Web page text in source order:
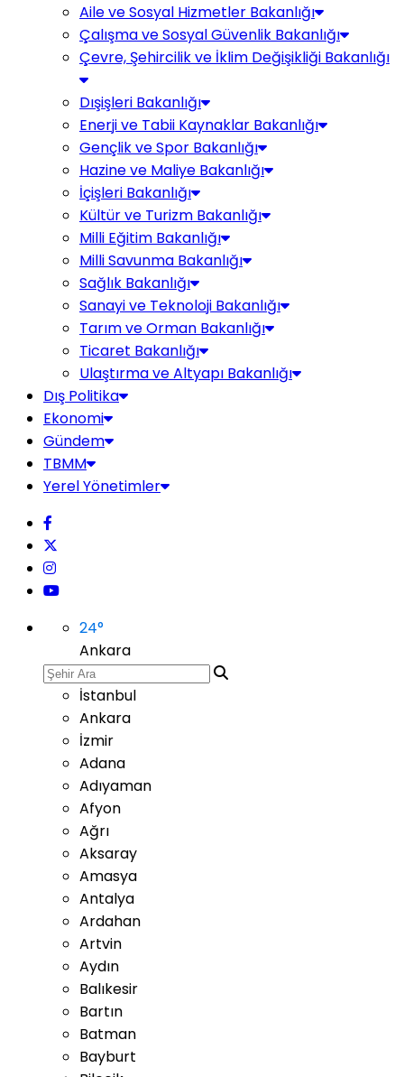
Aile ve Sosyal Hizmetler Bakanlığı
Çalışma ve Sosyal Güvenlik Bakanlığı
Çevre, Şehircilik ve İklim Değişikliği Bakanlığı
Dışişleri Bakanlığı
Enerji ve Tabii Kaynaklar Bakanlığı
Gençlik ve Spor Bakanlığı
Hazine ve Maliye Bakanlığı
İçişleri Bakanlığı
Kültür ve Turizm Bakanlığı
Milli Eğitim Bakanlığı
Milli Savunma Bakanlığı
Sağlık Bakanlığı
Sanayi ve Teknoloji Bakanlığı
Tarım ve Orman Bakanlığı
Ticaret Bakanlığı
Ulaştırma ve Altyapı Bakanlığı
Dış Politika
Ekonomi
Gündem
TBMM
Yerel Yönetimler
24°
Ankara
İstanbul
Ankara
İzmir
Adana
Adıyaman
Afyon
Ağrı
Aksaray
Amasya
Antalya
Ardahan
Artvin
Aydın
Balıkesir
Bartın
Batman
Bayburt